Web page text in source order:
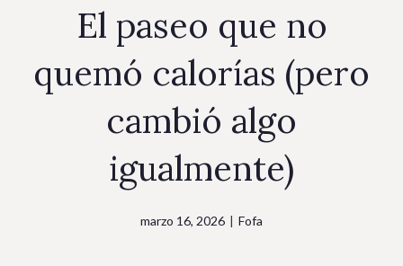
El paseo que no
quemó calorías (pero
cambió algo
igualmente)
marzo 16, 2026 | Fofa